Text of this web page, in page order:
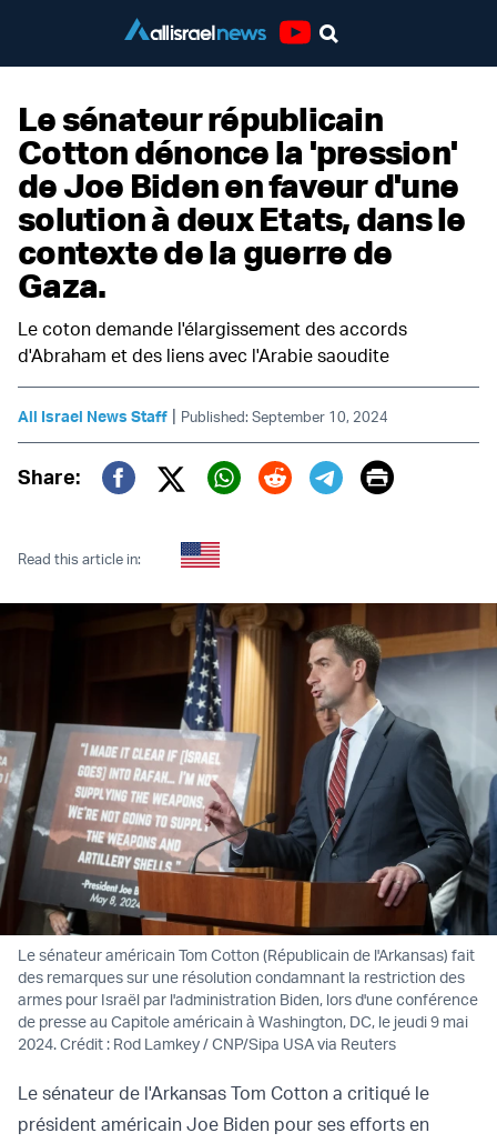
Le sénateur républicain
Cotton dénonce la 'pression'
de Joe Biden en faveur d'une
solution à deux Etats, dans le
contexte de la guerre de
Gaza.
Le coton demande l'élargissement des accords
d'Abraham et des liens avec l'Arabie saoudite
All Israel News Staff | Published: September 10, 2024
Share:
Twitter (X)
Print
Read this article in:
Le sénateur américain Tom Cotton (Républicain de l'Arkansas) fait
des remarques sur une résolution condamnant la restriction des
armes pour Israël par l'administration Biden, lors d'une conférence
de presse au Capitole américain à Washington, DC, le jeudi 9 mai
2024. Crédit : Rod Lamkey / CNP/Sipa USA via Reuters
Le sénateur de l'Arkansas Tom Cotton a critiqué le
président américain Joe Biden pour ses efforts en